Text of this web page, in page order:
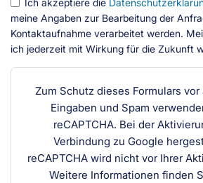
Ich akzeptiere die
meine Angaben zur Bearbeitung der
Kontaktaufnahme verarbeitet werden.
ich jederzeit mit Wirkung für die Zukunft
Zum Schutz dieses Formulars
Eingaben und Spam
reCAPTCHA. Bei der
Verbindung zu Google
reCAPTCHA wird nicht vor Ihrer
Weitere Informationen finden